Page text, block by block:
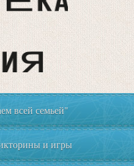
всей семьей"
и игры